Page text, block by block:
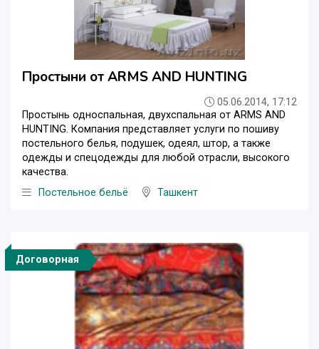
Простыни от ARMS AND HUNTING
05.06.2014, 17:12
Простынь односпальная, двухспальная от ARMS AND
HUNTING. Компания представляет услуги по пошиву
постельного белья, подушек, одеял, штор, а также
одежды и спецодежды для любой отрасли, высокого
качества.
Постельное бельё
Ташкент
Договорная